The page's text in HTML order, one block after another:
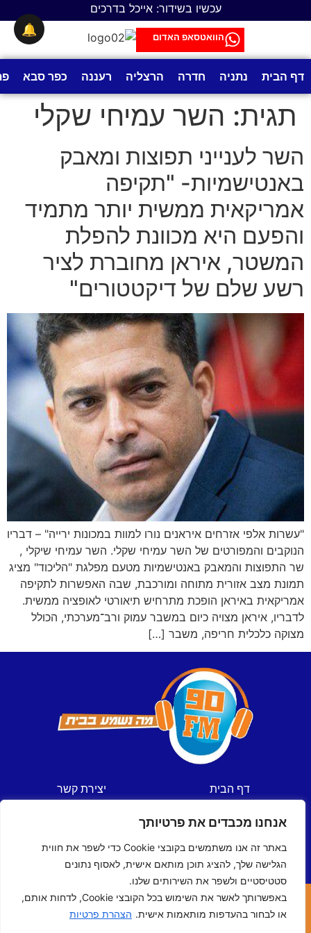
אנחנו מכבדים את פרטיותך
באתר זה אנו משתמשים בקובצי Cookie כדי לשפר את חווית
הגלישה שלך, להציג תוכן מותאם אישית, לאסוף נתונים
סטטיסטיים ולשפר את השירותים שלנו.
באפשרותך לאשר את השימוש בכל הקובצי Cookie, לדחות אותם,
או לבחור בהעדפות מותאמות אישית. הצהרת פרטיות
עכשיו בשידור: אייכל בדרכים
הוואטסאפ האדום
דף הבית נתניה חדרה הרצליה רעננה כפר סבא
תגית: השר עמיחי שקלי
השר לענייני תפוצות ומאבק
באנטישמיות- "תקיפה
אמריקאית ממשית יותר מתמיד
והפעם היא מכוונת להפלת
המשטר, איראן מחוברת לציר
רשע שלם של דיקטטורים"
"עשרות אלפי אזרחים איראנים נורו למוות במכונות ירייה" – דבריו
הנוקבים והמפורטים של השר עמיחי שקלי. השר עמיחי שיקלי ,
שר התפוצות והמאבק באנטישמיות מטעם מפלגת "הליכוד" מציג
תמונת מצב אזורית מתוחה ומורכבת, שבה האפשרות לתקיפה
אמריקאית באיראן הופכת מתרחיש תיאורטי לאופציה ממשית.
לדבריו, איראן מצויה כיום במשבר עמוק ורב־מערכתי, הכולל
מצוקה כלכלית חריפה, משבר […]
דף הבית
ספורט
תכניות
לוח שידורים
יצירת קשר
הצהרת נגישות
כל הזכויות שמורות © ל- 90FM
🔔